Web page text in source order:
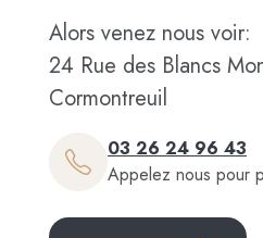
Alors venez nous voir:
24 Rue des Blancs
Cormontreuil
03 26 24 96 43
Appelez nous pour